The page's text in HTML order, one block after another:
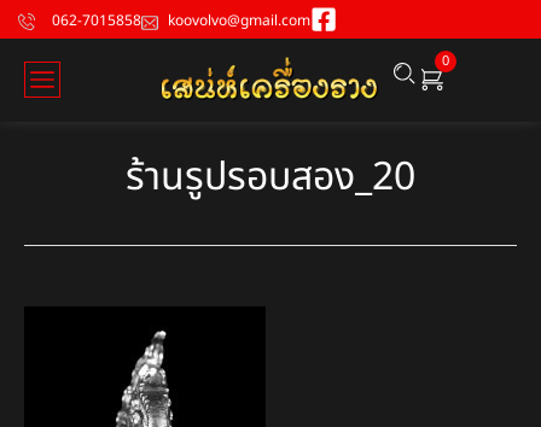
062-7015858 koovolvo@gmail.com
0
ร้านรูปรอบสอง_20